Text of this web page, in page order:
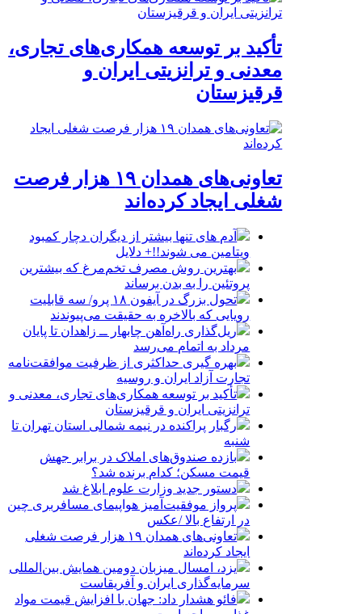
تأکید بر توسعه همکاری‌های تجاری،
معدنی و ترانزیتی ایران و
قرقیزستان
تعاونی‌های همدان ۱۹ هزار فرصت
شغلی ایجاد کرده‌اند
آدم های تنها بیشتر از دیگران دچار کمبود
ویتامین می شوند!!+ دلایل
بهترین روش مصرف تخم‌مرغ که بیشترین
پروتئین را به بدن برساند
تحول بزرگ در آیفون ۱۸ پرو/ سه قابلیت
رویایی که بالاخره به حقیقت می‌پیوندند
ریل‌گذاری راه‌آهن چابهار ــ زاهدان تا پایان
مرداد به اتمام می‌رسد
بهره گیری حداکثری از ظرفیت موافقت‌نامه
تجارت آزاد ایران و روسیه
تأکید بر توسعه همکاری‌های تجاری، معدنی و
ترانزیتی ایران و قرقیزستان
رگبار پراکنده در نیمه شمالی استان تهران تا
شنبه
بازده صندوق‌های املاک در برابر جهش
قیمت مسکن؛ کدام برنده شد؟
دستور جدید وزارت علوم ابلاغ شد
پرواز موفقیت‌آمیز هواپیمای مسافربری چین
در ارتفاع بالا /عکس
تعاونی‌های همدان ۱۹ هزار فرصت شغلی
ایجاد کرده‌اند
یزد، امسال میزبان دومین همایش بین‌المللی
سرمایه‌گذاری ایران و آفریقاست
فائو هشدار داد: جهان با افزایش قیمت مواد